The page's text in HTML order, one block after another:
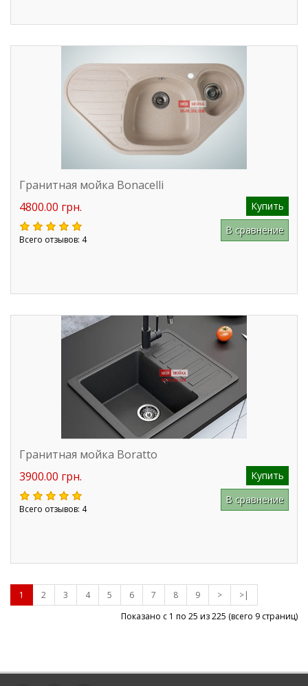
Гранитная мойка Bonacelli
4800.00 грн.
Купить
Всего отзывов: 4
В сравнение
Гранитная мойка Boratto
3900.00 грн.
Купить
Всего отзывов: 4
В сравнение
1 2 3 4 5 6 7 8 9 >
>|
Показано с 1 по 25 из225 (всего 9 страниц)